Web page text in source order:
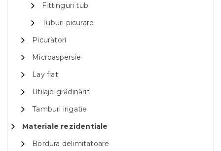
Fittinguri tub
Tuburi picurare
Picurători
Microaspersie
Lay flat
Utilaje grădinărit
Tamburi irigatie
Materiale rezidentiale
Bordura delimitatoare